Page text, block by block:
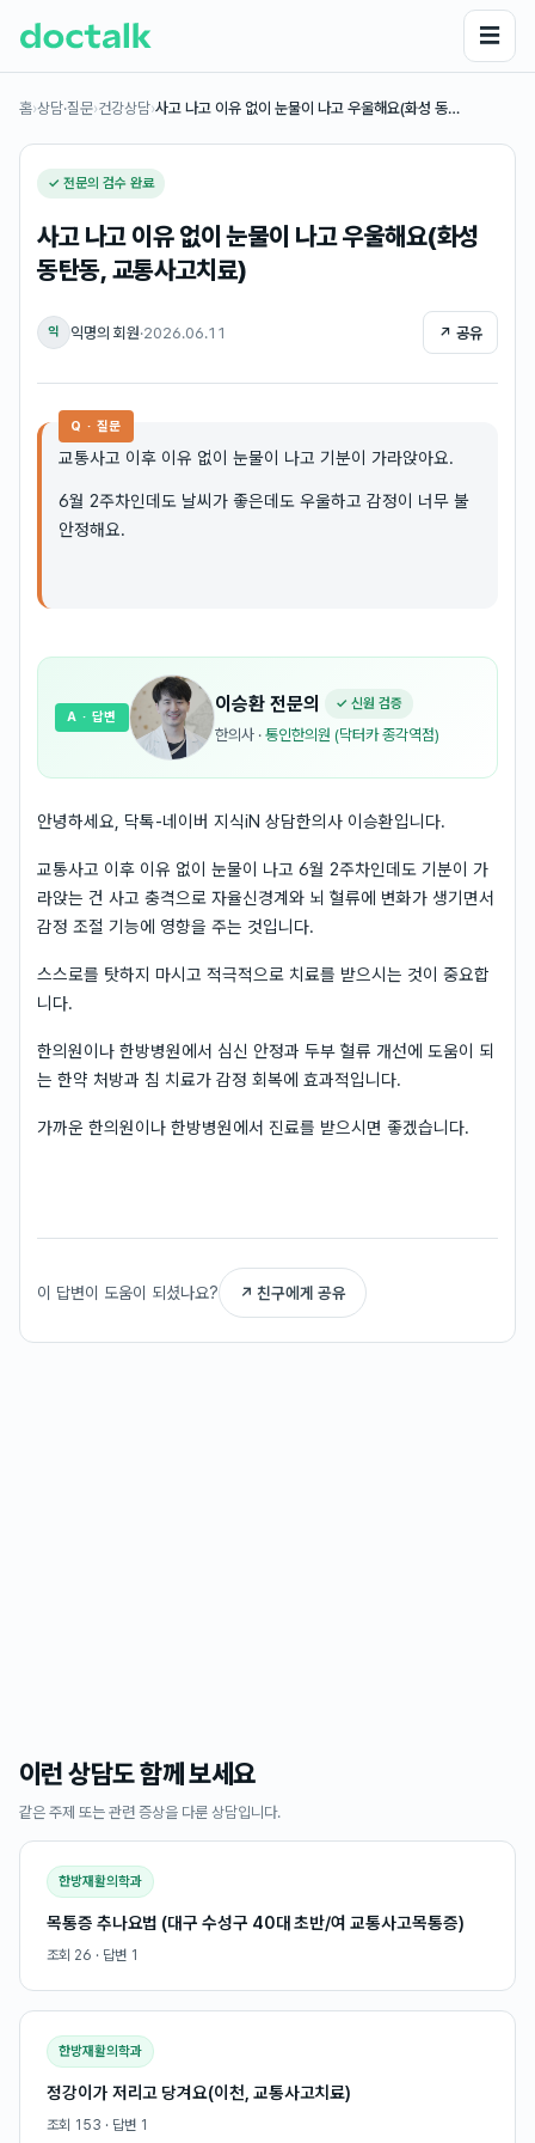
☰
홈›상담·질문›건강상담›사고 나고 이유 없이 눈물이 나고 우울해요(화성 동…
✓ 전문의 검수 완료
사고 나고 이유 없이 눈물이 나고 우울해요(화성
동탄동, 교통사고치료)
익 익명의 회원·2026.06.11 ↗ 공유
Q · 질문
교통사고 이후 이유 없이 눈물이 나고 기분이 가라앉아요.
6월 2주차인데도 날씨가 좋은데도 우울하고 감정이 너무 불
안정해요.
이승환 전문의 ✓ 신원 검증
한의사 · 통인한의원 (닥터카 종각역점)
A · 답변
안녕하세요, 닥톡-네이버 지식iN 상담한의사 이승환입니다.
교통사고 이후 이유 없이 눈물이 나고 6월 2주차인데도 기분이 가
라앉는 건 사고 충격으로 자율신경계와 뇌 혈류에 변화가 생기면서
감정 조절 기능에 영향을 주는 것입니다.
스스로를 탓하지 마시고 적극적으로 치료를 받으시는 것이 중요합
니다.
한의원이나 한방병원에서 심신 안정과 두부 혈류 개선에 도움이 되
는 한약 처방과 침 치료가 감정 회복에 효과적입니다.
가까운 한의원이나 한방병원에서 진료를 받으시면 좋겠습니다.
이 답변이 도움이 되셨나요? ↗ 친구에게 공유
이런 상담도 함께 보세요
같은 주제 또는 관련 증상을 다룬 상담입니다.
한방재활의학과
목통증 추나요법 (대구 수성구 40대 초반/여 교통사고목통증)
조회 26 · 답변 1
한방재활의학과
정강이가 저리고 당겨요(이천, 교통사고치료)
조회 153 · 답변 1